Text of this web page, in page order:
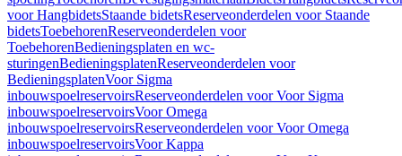
voor HangbidetsStaande bidetsReserveonderdelen voor Staande
bidetsToebehorenReserveonderdelen voor
ToebehorenBedieningsplaten en wc-
sturingenBedieningsplatenReserveonderdelen voor
BedieningsplatenVoor Sigma
inbouwspoelreservoirsReserveonderdelen voor Voor Sigma
inbouwspoelreservoirsVoor Omega
inbouwspoelreservoirsReserveonderdelen voor Voor Omega
inbouwspoelreservoirsVoor Kappa